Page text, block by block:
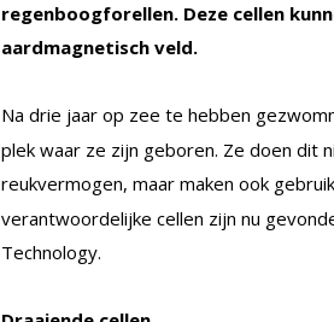
regenboogforellen. Deze cellen
aardmagnetisch veld.
Na drie jaar op zee te hebben
plek waar ze zijn geboren. Ze doen dit
reukvermogen, maar maken ook
verantwoordelijke cellen zijn nu
Technology.